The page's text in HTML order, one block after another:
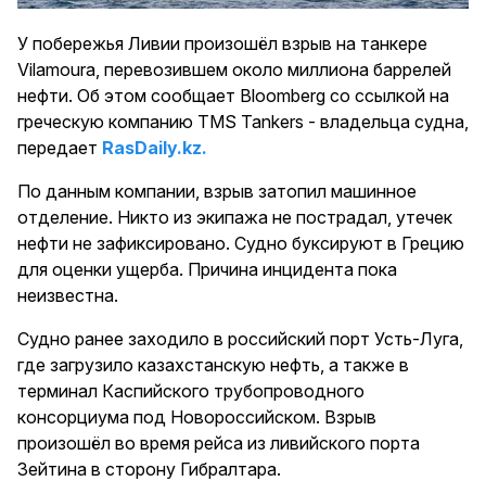
У побережья Ливии произошёл взрыв на танкере
Vilamoura, перевозившем около миллиона баррелей
нефти. Об этом сообщает Bloomberg со ссылкой на
греческую компанию TMS Tankers - владельца судна,
передает RasDaily.kz.
По данным компании, взрыв затопил машинное
отделение. Никто из экипажа не пострадал, утечек
нефти не зафиксировано. Судно буксируют в Грецию
для оценки ущерба. Причина инцидента пока
неизвестна.
Судно ранее заходило в российский порт Усть-Луга,
где загрузило казахстанскую нефть, а также в
терминал Каспийского трубопроводного
консорциума под Новороссийском. Взрыв
произошёл во время рейса из ливийского порта
Зейтина в сторону Гибралтара.